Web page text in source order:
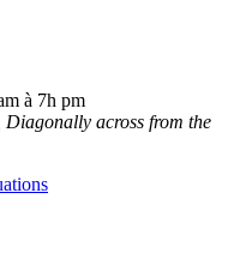
à 7h pm
Diagonally across from the